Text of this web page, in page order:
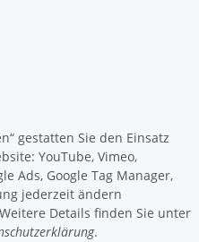
gestatten Sie den Einsatz
YouTube, Vimeo,
Ads, Google Tag Manager,
jederzeit ändern
Details finden Sie unter
.